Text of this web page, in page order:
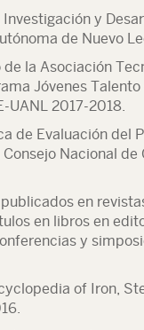
y
de Nuevo
la Asociación
Jóvenes
UANL 2017-2018.
de Evaluación del
Nacional de
en
en libros en
y
of Iron,